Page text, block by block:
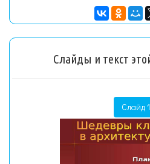
Слайды и текст
Слайд 1